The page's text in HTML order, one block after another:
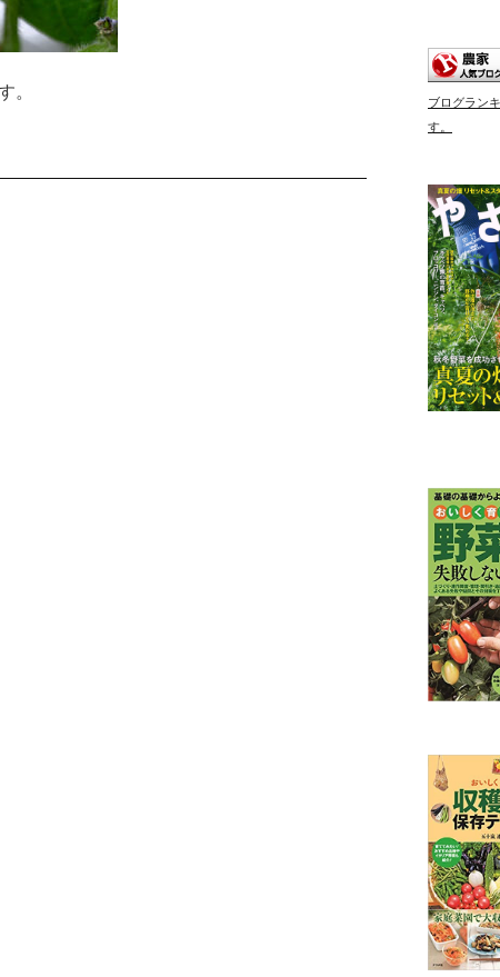
。
ブログラン
す。